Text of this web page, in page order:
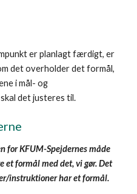
er planlagt færdigt, er
det overholder det formål,
i mål- og
det justeres til.
for KFUM-Spejdernes måde
et formål med det, vi gør. Det
instruktioner har et formål.